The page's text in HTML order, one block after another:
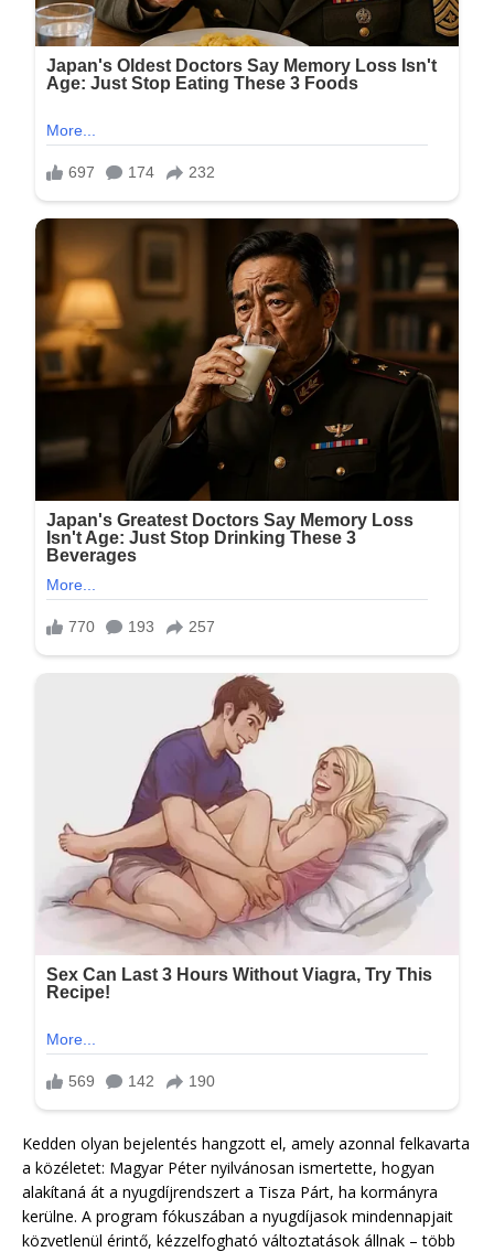
Kedden olyan bejelentés hangzott el, amely azonnal felkavarta
a közéletet: Magyar Péter nyilvánosan ismertette, hogyan
alakítaná át a nyugdíjrendszert a Tisza Párt, ha kormányra
kerülne. A program fókuszában a nyugdíjasok mindennapjait
közvetlenül érintő, kézzelfogható változtatások állnak – több